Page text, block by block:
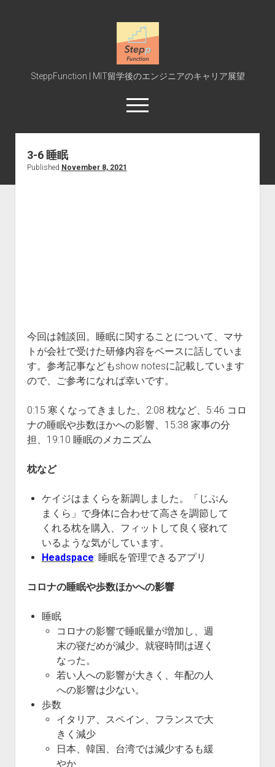
SteppFunction
SteppFunction | MIT留学後のエンジニアのキャリア展望
open
menu
twitterrss steppfunction@gmail.com
podcastspotify
Home
3-6 睡眠
Published November 8, 2021
今回は雑談回。睡眠に関することについて、マサ
トが会社で受けた研修内容をベースに話していま
す。参考記事などもshow notesに記載しています
ので、ご参考になれば幸いです。
0:15 寒くなってきました、2:08 枕など、5:46 コロ
ナの睡眠や歩数ほかへの影響、15:38 家事の分
担、19:10 睡眠のメカニズム
枕など
ケイジはまくらを新調しました。「じぶん
まくら」で身体に合わせて高さを調節して
くれる枕を購入、フィットして良く寝れて
いるような気がしています。
Headspace: 睡眠を管理できるアプリ
コロナの睡眠や歩数ほかへの影響
睡眠
コロナの影響で睡眠量が増加し、週
末の寝だめが減少。就寝時間は遅く
なった。
若い人への影響が大きく、年配の人
への影響は少ない。
歩数
イタリア、スペイン、フランスで大
きく減少
日本、韓国、台湾では減少するも緩
やか